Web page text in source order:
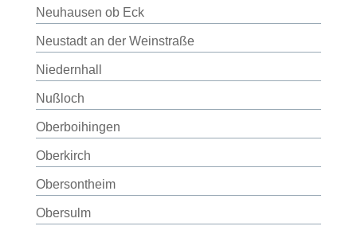
Neuhausen ob Eck
Neustadt an der Weinstraße
Niedernhall
Nußloch
Oberboihingen
Oberkirch
Obersontheim
Obersulm